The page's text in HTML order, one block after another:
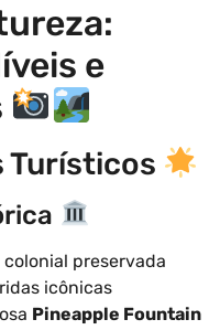
e
Turísticos
preservada
icônicas
Pineapple Fountain